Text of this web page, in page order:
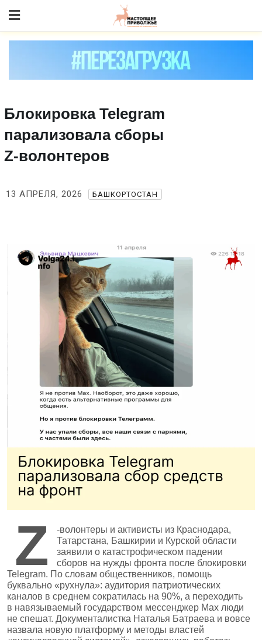
to content
Блокировка Telegram
парализовала сборы
Z‑волонтеров
13 АПРЕЛЯ, 2026 БАШКОРТОСТАН
Z
‑волонтеры и активисты из Краснодара,
Татарстана, Башкирии и Курской области
заявили о катастрофическом падении
сборов на нужды фронта после блокировки
Telegram. По словам общественников, помощь
буквально «рухнула»: аудитория патриотических
каналов в среднем сократилась на 90%, а переходить
в навязываемый государством мессенджер Max люди
не спешат. Документалистка Наталья Батраева и вовсе
назвала новую платформу и методы властей